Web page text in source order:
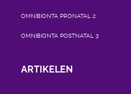
OMNIBIONTA PRONATAL 2
OMNIBIONTA POSTNATAL 3
ARTIKELEN